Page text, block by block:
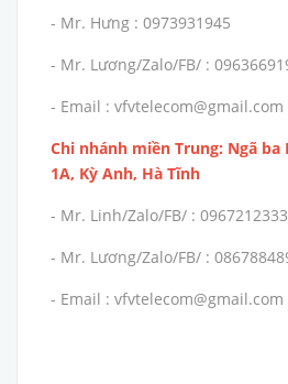
- Mr. Hưng : 0973931945
- Mr. Lương/Zalo/FB/ :
- Email : vfvtelecom@gmail.com
Chi nhánh miền Trung: Ngã ba
1A, Kỳ Anh, Hà Tĩnh
- Mr. Linh/Zalo/FB/ : 0967212333
- Mr. Lương/Zalo/FB/ :
- Email : vfvtelecom@gmail.com